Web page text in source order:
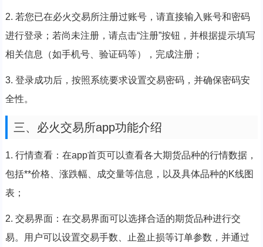
2. 若您已在必火交易所注册过账号，请直接输入账号和密码
进行登录；若尚未注册，请点击“注册”按钮，并根据提示填写
相关信息（如手机号、验证码等），完成注册；
3. 登录成功后，按照系统要求设置交易密码，并确保密码安
全性。
三、必火交易所app功能介绍
1. 行情查看：在app首页可以查看各大期货品种的行情数据，
包括**价格、涨跌幅、成交量等信息，以及具体品种的K线图
表；
2. 交易界面：在交易界面可以选择合适的期货品种进行交
易。用户可以设置交易手数、止盈止损等订单参数，并通过